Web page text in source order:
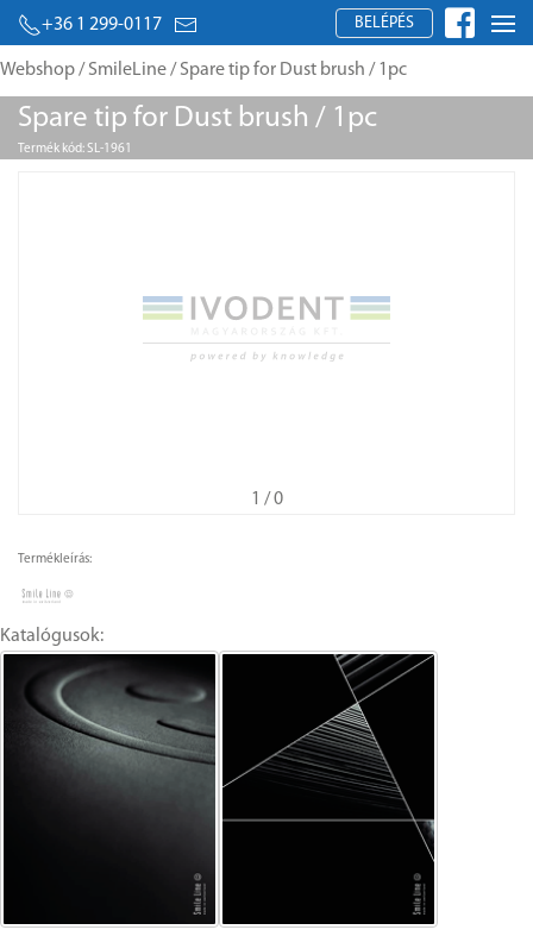
+36 1 299-0117 BELÉPÉS
Webshop/ SmileLine/ Spare tip for Dust brush / 1pc
Spare tip for Dust brush / 1pc
Termék kód: SL-1961
1 / 0
Termékleírás:
Katalógusok: